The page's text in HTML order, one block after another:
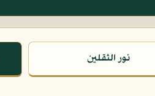
نور الثقلين